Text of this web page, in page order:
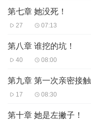
第七章 她没死！
27 07:13
第八章 谁挖的坑！
40 08:00
第九章 第一次亲密接触
17 08:30
第十章 她是左撇子！